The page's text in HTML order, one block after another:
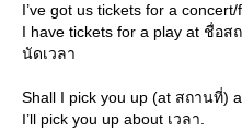
I’ve got us tickets for a
I have tickets for a play at ชื่อส
นัดเวลา
Shall I pick you up (at สถานที่)
I’ll pick you up about เวลา.